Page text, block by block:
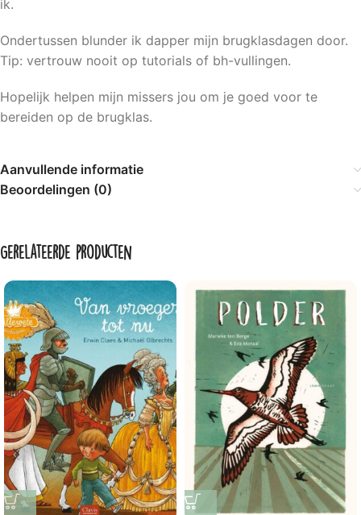
ik.
Ondertussen blunder ik dapper mijn brugklasdagen door.
Tip: vertrouw nooit op tutorials of bh-vullingen.
Hopelijk helpen mijn missers jou om je goed voor te
bereiden op de brugklas.
Aanvullende informatie
Beoordelingen (0)
Gerelateerde producten